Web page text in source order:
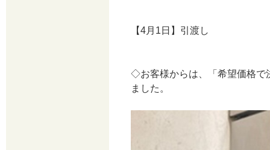
【4月1日】引渡し
◇お客様からは、「希望価格で
ました。